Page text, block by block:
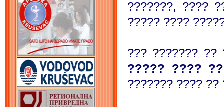
???????, ????
????? ????
??? ???????
????? ????
??????? ????